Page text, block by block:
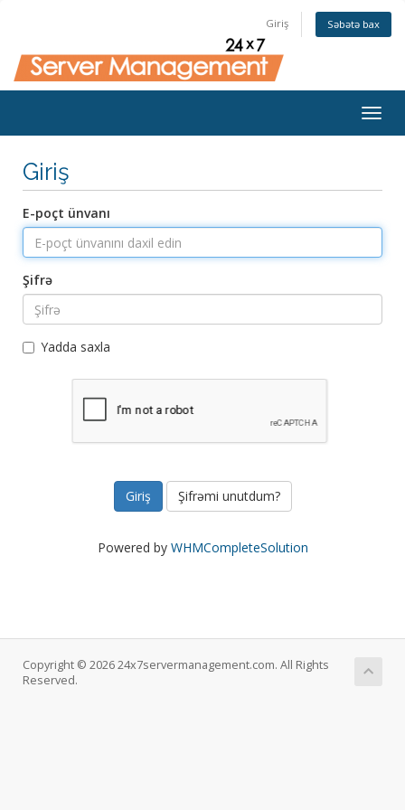
Giriş Səbətə bax
Giriş
E-poçt ünvanı
Şifrə
Yadda saxla
Şifrəmi unutdum?
Powered by WHMCompleteSolution
Copyright © 2026 24x7servermanagement.com. All Rights
Reserved.